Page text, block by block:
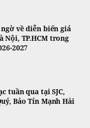
về diễn biến giá
Nội, TP.HCM trong
2027
tuần qua tại SJC,
Bảo Tín Mạnh Hải